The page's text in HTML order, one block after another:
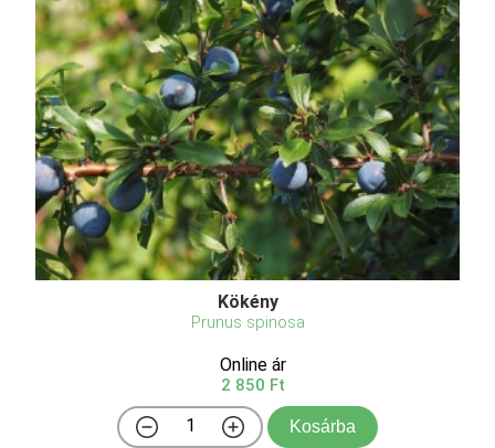
Kökény
Prunus spinosa
Online ár
2 850 Ft
Kosárba